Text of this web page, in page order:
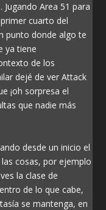
Area 51 para
cuarto del
punto donde algo te
ya tiene
de los
dejé de ver Attack
¡oh sorpresa el
que nadie más
desde un inicio el
cosas, por ejemplo
la clase de
de lo que cabe,
se mantenga, en